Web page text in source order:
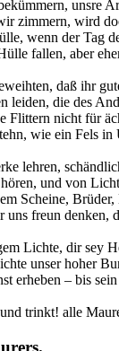
unsre
zimmern, wird
wenn der Tag
fallen, aber
daß ihr
leiden, die des
Flittern nicht für
wie ein Fels in
lehren,
und von
Scheine,
uns freun denken,
Lichte, dir sey
unser hoher
erheben – bis
trinkt! alle